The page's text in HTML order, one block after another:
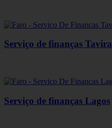
Serviço de finanças Tavira
Serviço de finanças Lagos